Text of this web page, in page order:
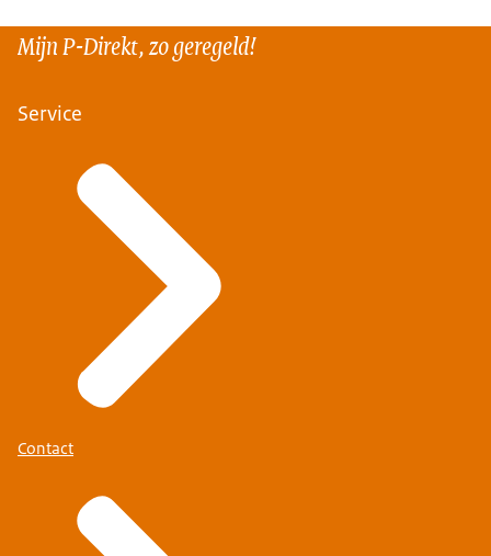
Mijn P-Direkt, zo geregeld!
Service
Contact